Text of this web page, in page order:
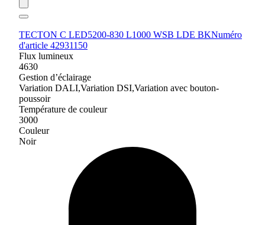
TECTON C LED5200-830 L1000 WSB LDE BKNuméro
d'article 42931150
Flux lumineux
4630
Gestion d’éclairage
Variation DALI,Variation DSI,Variation avec bouton-
poussoir
Température de couleur
3000
Couleur
Noir